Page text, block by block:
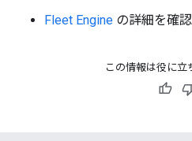
Fleet Engine の詳細を確
この情報は役に立